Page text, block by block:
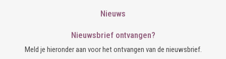
Nieuws
Nieuwsbrief ontvangen?
Meld je hieronder aan voor het ontvangen van de nieuwsbrief.